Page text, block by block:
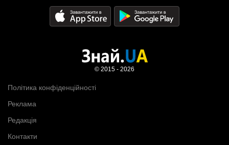
Політика конфіденційності
Реклама
Редакція
Контакти
© 2015 - 2026